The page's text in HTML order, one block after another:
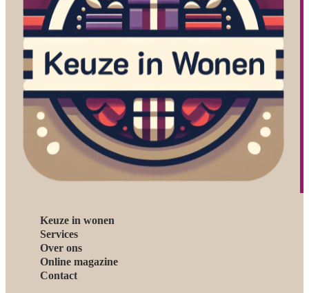
Keuze in wonen
Services
Over ons
Online magazine
Contact